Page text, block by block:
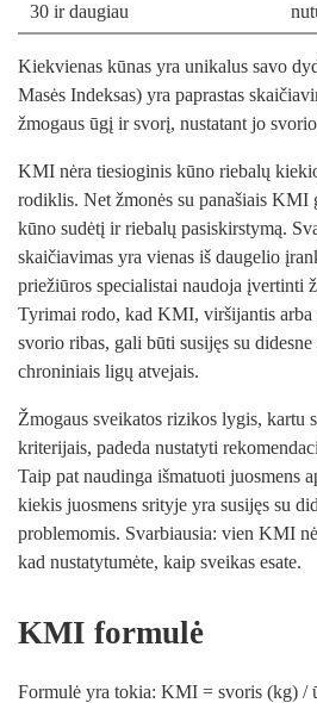
30 ir daugiau
Kiekvienas kūnas yra unikalus savo
Masės Indeksas) yra paprastas
žmogaus ūgį ir svorį, nustatant jo
KMI nėra tiesioginis kūno riebalų
rodiklis. Net žmonės su panašiais KMI
kūno sudėtį ir riebalų pasiskirstymą.
skaičiavimas yra vienas iš daugelio
priežiūros specialistai naudoja įvertinti
Tyrimai rodo, kad KMI, viršijantis arba
svorio ribas, gali būti susijęs su
chroniniais ligų atvejais.
Žmogaus sveikatos rizikos lygis, kartu
kriterijais, padeda nustatyti
Taip pat naudinga išmatuoti juosmens
kiekis juosmens srityje yra susijęs su
problemomis. Svarbiausia: vien KMI
kad nustatytumėte, kaip sveikas esate.
KMI formulė
Formulė yra tokia: KMI = svoris (kg) /